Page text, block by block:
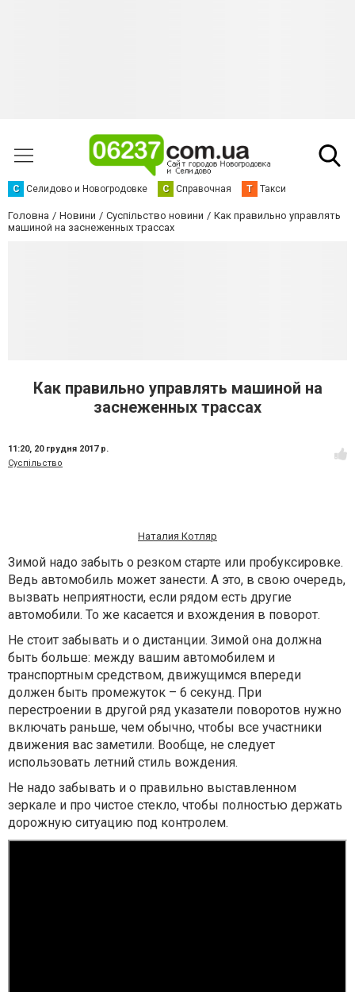
С Селидово и Новогродовке С Справочная Т Такси
Головна Новини Суспільство новини
Как правильно управлять
машиной на заснеженных трассах
Как правильно управлять машиной на
заснеженных трассах
11:20, 20 грудня 2017 р.
Суспільство
Наталия Котляр
Зимой надо забыть о резком старте или пробуксировке.
Ведь автомобиль может занести. А это, в свою очередь,
вызвать неприятности, если рядом есть другие
автомобили. То же касается и вхождения в поворот.
Не стоит забывать и о дистанции. Зимой она должна
быть больше: между вашим автомобилем и
транспортным средством, движущимся впереди
должен быть промежуток – 6 секунд. При
перестроении в другой ряд указатели поворотов нужно
включать раньше, чем обычно, чтобы все участники
движения вас заметили. Вообще, не следует
использовать летний стиль вождения.
Не надо забывать и о правильно выставленном
зеркале и про чистое стекло, чтобы полностью держать
дорожную ситуацию под контролем.